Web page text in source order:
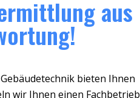
aus
bieten Ihnen
wir Ihnen einen Fachbetrieb